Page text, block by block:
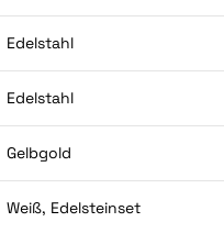
Edelstahl
Edelstahl
Gelbgold
Weiß, Edelsteinset